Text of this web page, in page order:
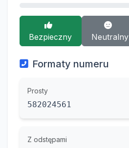
Bezpieczny Neutralny
Formaty numeru
Prosty
582024561
Z odstępami